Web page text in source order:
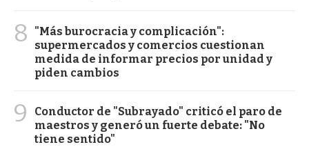
8
"Más burocracia y complicación":
supermercados y comercios cuestionan
medida de informar precios por unidad y
piden cambios
9
Conductor de "Subrayado" criticó el paro de
maestros y generó un fuerte debate: "No
tiene sentido"